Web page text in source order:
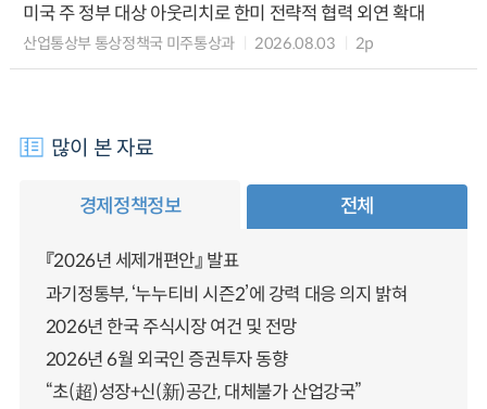
미국 주 정부 대상 아웃리치로 한미 전략적 협력 외연 확대
산업통상부 통상정책국 미주통상과 2026.08.03 2p
많이 본 자료
경제정책정보 전체
『2026년 세제개편안』 발표
과기정통부, ‘누누티비 시즌2’에 강력 대응 의지 밝혀
2026년 한국 주식시장 여건 및 전망
2026년 6월 외국인 증권투자 동향
“초(超)성장+신(新)공간, 대체불가 산업강국”